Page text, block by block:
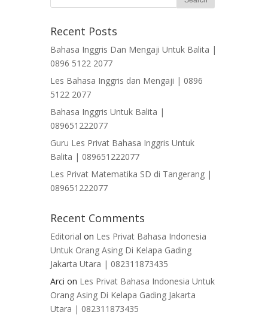
Recent Posts
Bahasa Inggris Dan Mengaji Untuk Balita |
0896 5122 2077
Les Bahasa Inggris dan Mengaji | 0896
5122 2077
Bahasa Inggris Untuk Balita |
089651222077
Guru Les Privat Bahasa Inggris Untuk
Balita | 089651222077
Les Privat Matematika SD di Tangerang |
089651222077
Recent Comments
Editorial on Les Privat Bahasa Indonesia
Untuk Orang Asing Di Kelapa Gading
Jakarta Utara | 082311873435
Arci on Les Privat Bahasa Indonesia Untuk
Orang Asing Di Kelapa Gading Jakarta
Utara | 082311873435